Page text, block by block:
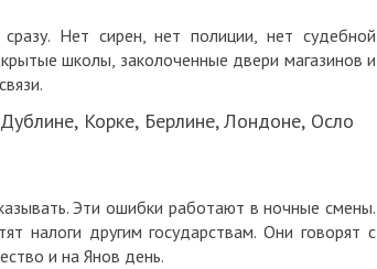
Нет сирен, нет полиции, нет судебной
школы, заколоченные двери магазинов и
Корке, Берлине, Лондоне, Осло
Эти ошибки работают в ночные смены.
налоги другим государствам. Они говорят с
и на Янов день.